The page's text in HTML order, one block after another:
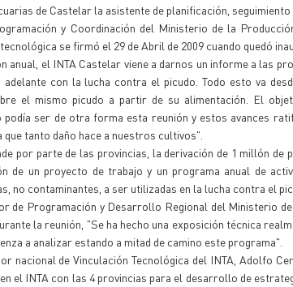
de Castelar la asistente de planificación,
y Coordinación del Ministerio de la
se firmó el 29 de Abril de 2009 cuando quedó
anual, el INTA Castelar viene a darnos un informe a las
adelante con la lucha contra el picudo. Todo esto va
el mismo picudo a partir de su alimentación. El
podía ser de otra forma esta reunión y estos avances
tanto daño hace a nuestros cultivos".
por parte de las provincias, la derivación de 1 millón
de un proyecto de trabajo y un programa anual de
no contaminantes, a ser utilizadas en la lucha contra el
de Programación y Desarrollo Regional del Ministerio
la reunión, "Se ha hecho una exposición técnica
a analizar estando a mitad de camino este programa".
nacional de Vinculación Tecnológica del INTA, Adolfo
el INTA con las 4 provincias para el desarrollo de